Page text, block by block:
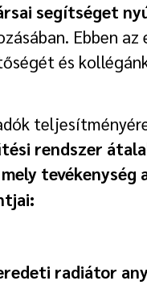
segítséget
Ebben az
és
rendszer
radiátor